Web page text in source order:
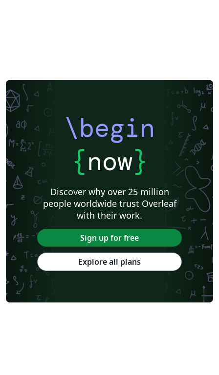
\begin
{now}
Discover why over 25 million
people worldwide trust Overleaf
with their work.
Sign up for free
Explore all plans